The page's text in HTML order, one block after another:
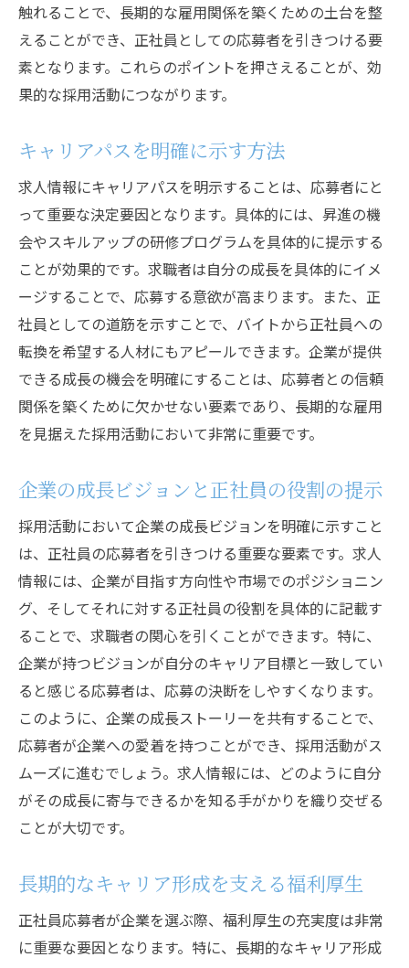
触れることで、長期的な雇用関係を築くための土台を整
えることができ、正社員としての応募者を引きつける要
素となります。これらのポイントを押さえることが、効
果的な採用活動につながります。
キャリアパスを明確に示す方法
求人情報にキャリアパスを明示することは、応募者にと
って重要な決定要因となります。具体的には、昇進の機
会やスキルアップの研修プログラムを具体的に提示する
ことが効果的です。求職者は自分の成長を具体的にイメ
ージすることで、応募する意欲が高まります。また、正
社員としての道筋を示すことで、バイトから正社員への
転換を希望する人材にもアピールできます。企業が提供
できる成長の機会を明確にすることは、応募者との信頼
関係を築くために欠かせない要素であり、長期的な雇用
を見据えた採用活動において非常に重要です。
企業の成長ビジョンと正社員の役割の提示
採用活動において企業の成長ビジョンを明確に示すこと
は、正社員の応募者を引きつける重要な要素です。求人
情報には、企業が目指す方向性や市場でのポジショニン
グ、そしてそれに対する正社員の役割を具体的に記載す
ることで、求職者の関心を引くことができます。特に、
企業が持つビジョンが自分のキャリア目標と一致してい
ると感じる応募者は、応募の決断をしやすくなります。
このように、企業の成長ストーリーを共有することで、
応募者が企業への愛着を持つことができ、採用活動がス
ムーズに進むでしょう。求人情報には、どのように自分
がその成長に寄与できるかを知る手がかりを織り交ぜる
ことが大切です。
長期的なキャリア形成を支える福利厚生
正社員応募者が企業を選ぶ際、福利厚生の充実度は非常
に重要な要因となります。特に、長期的なキャリア形成